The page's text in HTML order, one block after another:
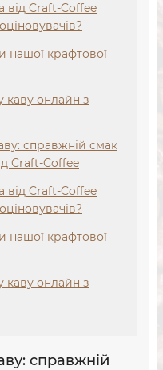
від Craft-Coffee
нашої крафтової
каву онлайн з
справжній смак
Craft-Coffee
від Craft-Coffee
нашої крафтової
каву онлайн з
справжній